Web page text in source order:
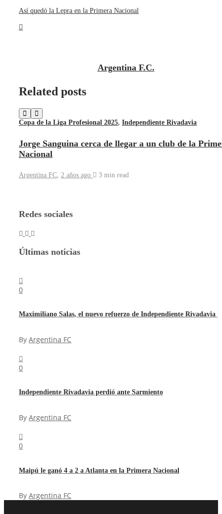
Así quedó la Lepra en la Primera Nacional
Argentina F.C.
Related posts
Copa de la Liga Profesional 2025, Independiente Rivadavia
Jorge Sanguina cerca de llegar a un club de la
Nacional
Argentina FC 2 años ago 3 min read
Redes sociales
Últimas noticias
0
Maximiliano Salas, el nuevo refuerzo de Independiente Rivadavia
By Argentina FC
0
Independiente Rivadavia perdió ante Sarmiento
By Argentina FC
0
Maipú le ganó 4 a 2 a Atlanta en la Primera Nacional
By Argentina FC